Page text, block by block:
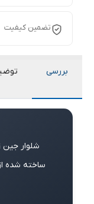
تضمین کیفیت
بررسی
شلوار جین
ساخته شده